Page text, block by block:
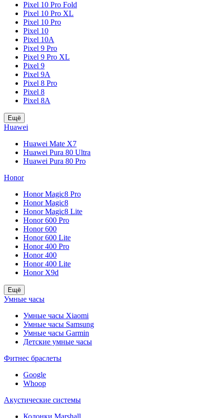
Pixel 10 Pro Fold
Pixel 10 Pro XL
Pixel 10 Pro
Pixel 10
Pixel 10A
Pixel 9 Pro
Pixel 9 Pro XL
Pixel 9
Pixel 9A
Pixel 8 Pro
Pixel 8
Pixel 8A
Ещё
Huawei
Huawei Mate X7
Huawei Pura 80 Ultra
Huawei Pura 80 Pro
Honor
Honor Magic8 Pro
Honor Magic8
Honor Magic8 Lite
Honor 600 Pro
Honor 600
Honor 600 Lite
Honor 400 Pro
Honor 400
Honor 400 Lite
Honor X9d
Ещё
Умные часы
Умные часы Xiaomi
Умные часы Samsung
Умные часы Garmin
Детские умные часы
Фитнес браслеты
Google
Whoop
Акустические системы
Колонки Marshall